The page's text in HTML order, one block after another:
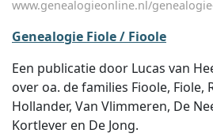
www.genealogieonline.nl/
Genealogie Fiole / Fioole
Een publicatie door Lucas van
over oa. de families Fioole, Fiole,
Hollander, Van Vlimmeren, De
Kortlever en De Jong.